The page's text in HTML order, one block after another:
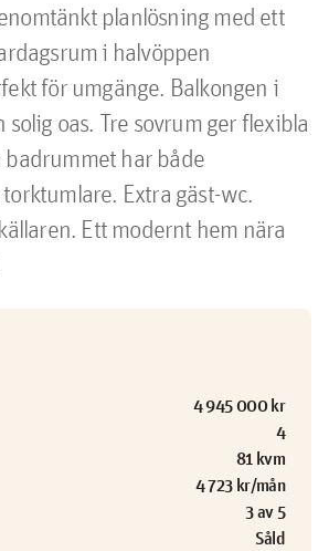
planlösning med ett
i halvöppen
för umgänge. Balkongen i
oas. Tre sovrum ger flexibla
har både
Extra gäst-wc.
Ett modernt hem nära
4 945 000 kr
4
81 kvm
4 723 kr/mån
3 av 5
Såld